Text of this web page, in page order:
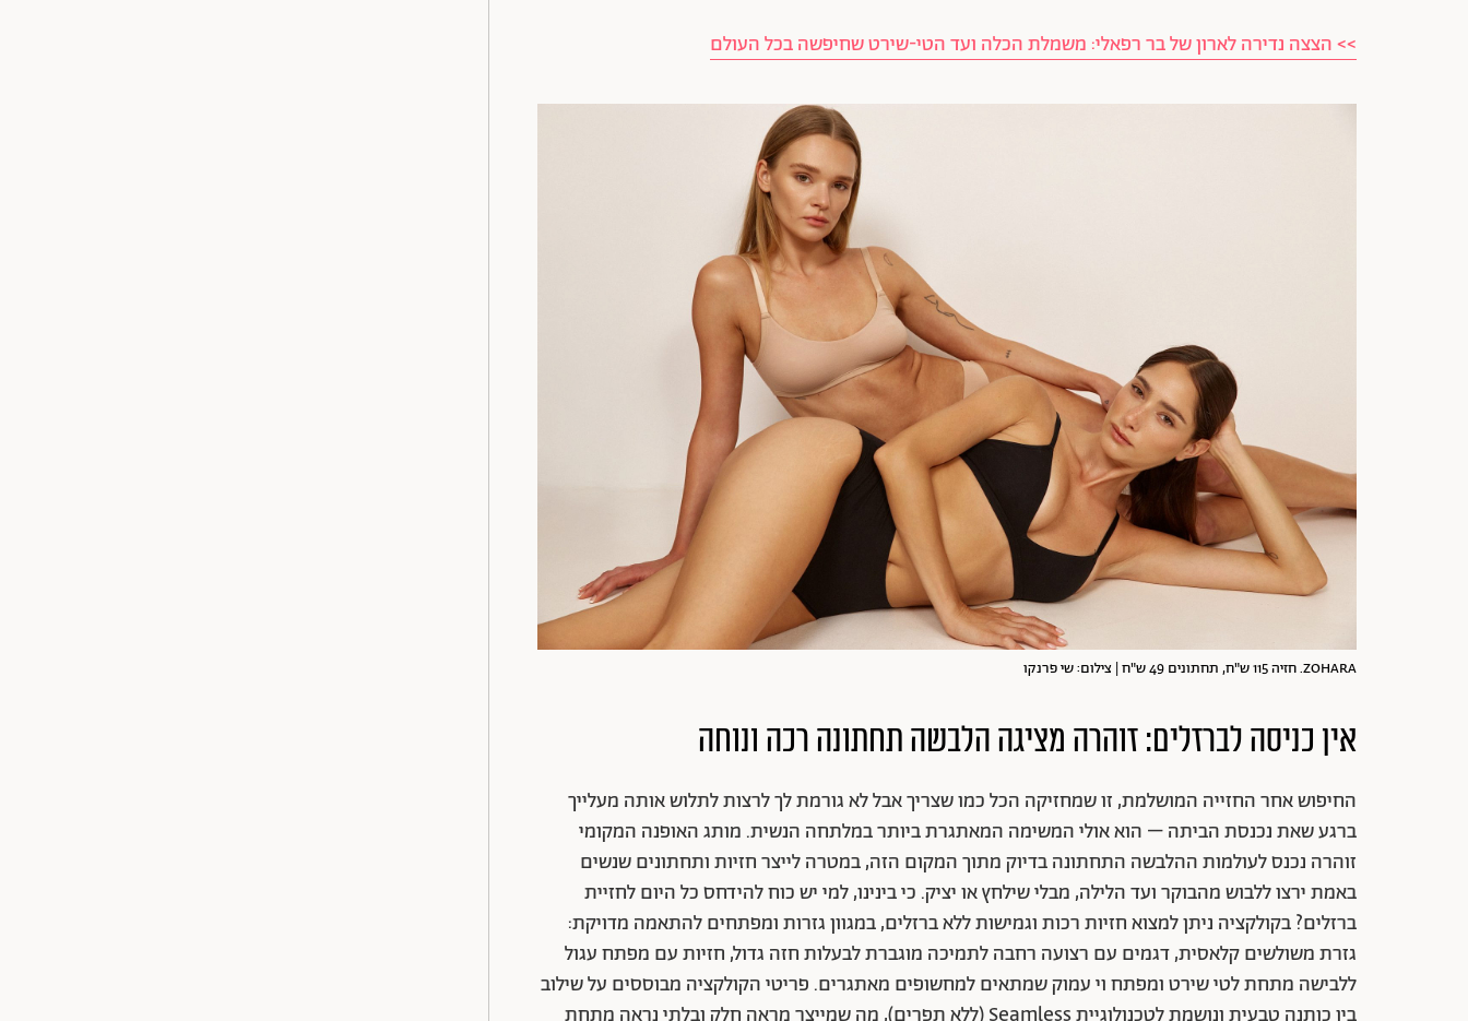
>> הצצה נדירה לארון של בר רפאלי: משמלת הכלה ועד הטי-שירט שחיפשה בכל העולם
ZOHARA. חזיה 115 ש"ח, תחתונים 49 ש"ח | צילום: שי פרנקו
אין כניסה לברזלים: זוהרה מציגה הלבשה תחתונה רכה ונוחה
החיפוש אחר החזייה המושלמת, זו שמחזיקה הכל כמו שצריך אבל לא גורמת לך לרצות לתלוש אותה מעלייך
ברגע שאת נכנסת הביתה – הוא אולי המשימה המאתגרת ביותר במלתחה הנשית. מותג האופנה המקומי
זוהרה נכנס לעולמות ההלבשה התחתונה בדיוק מתוך המקום הזה, במטרה לייצר חזיות ותחתונים שנשים
באמת ירצו ללבוש מהבוקר ועד הלילה, מבלי שילחץ או יציק. כי בינינו, למי יש כוח להידחס כל היום לחזיית
ברזלים? בקולקציה ניתן למצוא חזיות רכות וגמישות ללא ברזלים, במגוון גזרות ומפתחים להתאמה מדויקת:
גזרת משולשים קלאסית, דגמים עם רצועה רחבה לתמיכה מוגברת לבעלות חזה גדול, חזיות עם מפתח עגול
ללבישה מתחת לטי שירט ומפתח וי עמוק שמתאים למחשופים מאתגרים. פריטי הקולקציה מבוססים על שילוב